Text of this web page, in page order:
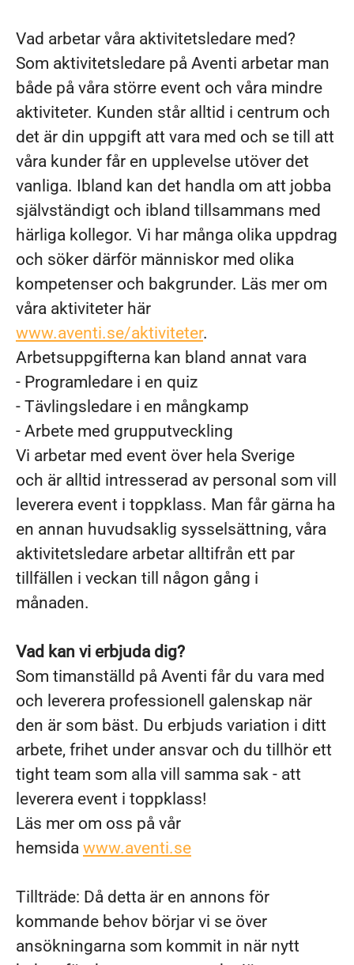
Vad arbetar våra aktivitetsledare med?
Som aktivitetsledare på Aventi arbetar man
både på våra större event och våra mindre
aktiviteter. Kunden står alltid i centrum och
det är din uppgift att vara med och se till att
våra kunder får en upplevelse utöver det
vanliga. Ibland kan det handla om att jobba
självständigt och ibland tillsammans med
härliga kollegor. Vi har många olika uppdrag
och söker därför människor med olika
kompetenser och bakgrunder. Läs mer om
våra aktiviteter här
www.aventi.se/aktiviteter.
Arbetsuppgifterna kan bland annat vara
- Programledare i en quiz
- Tävlingsledare i en mångkamp
- Arbete med grupputveckling
Vi arbetar med event över hela Sverige
och är alltid intresserad av personal som vill
leverera event i toppklass. Man får gärna ha
en annan huvudsaklig sysselsättning, våra
aktivitetsledare arbetar alltifrån ett par
tillfällen i veckan till någon gång i
månaden.
Vad kan vi erbjuda dig?
Som timanställd på Aventi får du vara med
och leverera professionell galenskap när
den är som bäst. Du erbjuds variation i ditt
arbete, frihet under ansvar och du tillhör ett
tight team som alla vill samma sak - att
leverera event i toppklass!
Läs mer om oss på vår
hemsida www.aventi.se
Tillträde: Då detta är en annons för
kommande behov börjar vi se över
ansökningarna som kommit in när nytt